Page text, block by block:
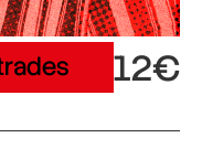
12€